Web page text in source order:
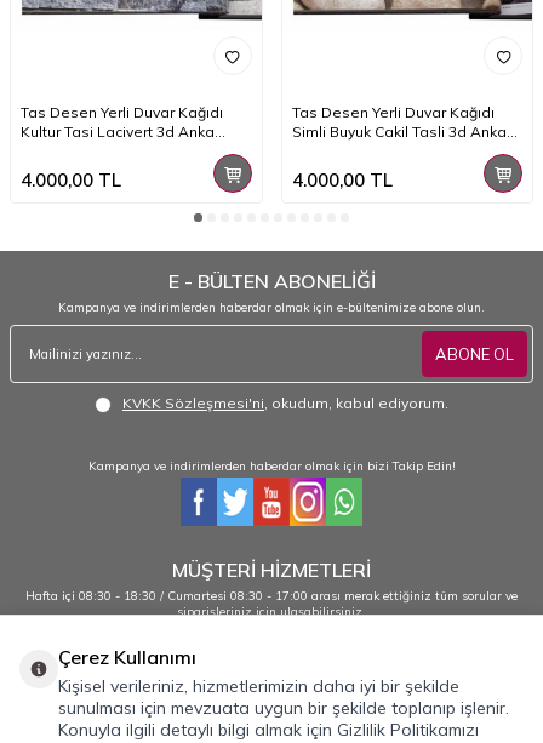
Tas Desen Yerli Duvar Kağıdı
Kultur Tasi Lacivert 3d Anka
4.000,00 TL
Tas Desen Yerli Duvar Kağıdı
Simli Buyuk Cakil Tasli 3d Anka
4.000,00TL
E - BÜLTEN ABONELİĞİ
Kampanya ve indirimlerden haberdar olmak için e-bültenimize abone olun.
ABONE OL
KVKK Sözleşmesi'ni, okudum, kabul ediyorum.
Kampanya ve indirimlerden haberdar olmak için bizi Takip Edin!
MÜŞTERİ HİZMETLERİ
Hafta içi 08:30 - 18:30 / Cumartesi 08:30 - 17:00 arası merak ettiğiniz tüm sorular ve
siparişleriniz için ulaşabilirsiniz.
0232 484 38 44 - 0533 330 88 95
Önemli Bilgiler
Çerez Kullanımı
Kişisel verileriniz, hizmetlerimizin daha iyi bir şekilde
sunulması için mevzuata uygun bir şekilde toplanıp işlenir.
Konuyla ilgili detaylı bilgi almak için Gizlilik Politikamızı